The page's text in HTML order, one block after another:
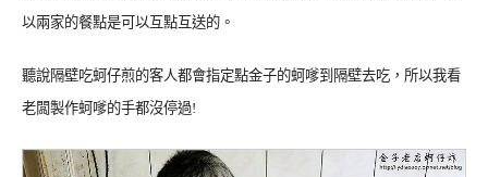
以兩家的餐點是可以互點互送的。
聽說隔壁吃蚵仔煎的客人都會指定點金子的蚵嗲到隔壁去吃，所以我看
老闆製作蚵嗲的手都沒停過!